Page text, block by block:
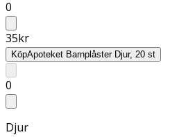
0
35kr
KöpApoteket Barnplåster Djur, 20 st
0
Djur